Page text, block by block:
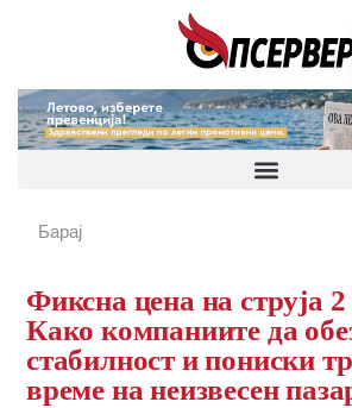
Фиксна цена на струја 2
Како компаниите да
стабилност и пониски
време на неизвесен